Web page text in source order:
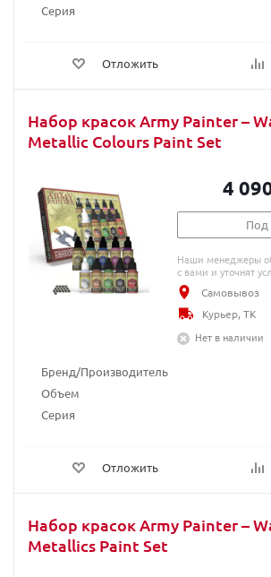
Серия
Отложить
Набор красок Army Painter –
Metallic Colours Paint Set
Бренд/Производитель
Объем
Серия
Отложить
4
Под
Наши менеджеры
с вами и уточнят
Самовывоз
Курьер, ТК
Нет в наличии
Набор красок Army Painter –
Metallics Paint Set